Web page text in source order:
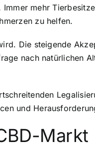
mehr
zu helfen.
Die steigende
nach natürlichen
und
Markt